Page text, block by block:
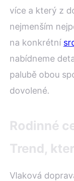
více a který z
nejmenším
na konkrétní
nabídneme
palubě obou
dovolené.
Rodinné
Trend,
Vlaková